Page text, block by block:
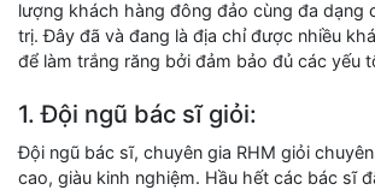
lượng khách hàng đông đảo cùng đa dạng
trị. Đây đã và đang là địa chỉ được nhiều
để làm trắng răng bởi đảm bảo đủ các yếu
1. Đội ngũ bác sĩ giỏi:
Đội ngũ bác sĩ, chuyên gia RHM giỏi
cao, giàu kinh nghiệm. Hầu hết các bác sĩ